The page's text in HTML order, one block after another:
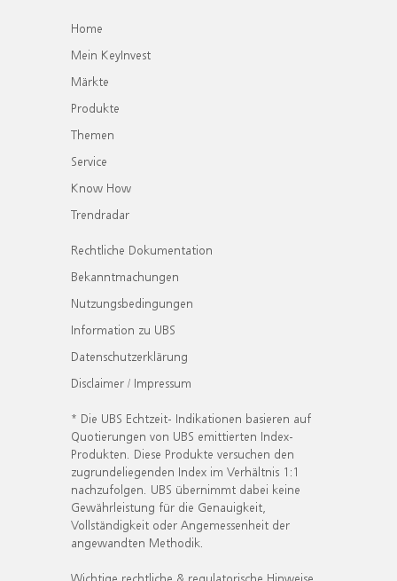
Home
Mein KeyInvest
Märkte
Produkte
Themen
Service
Know How
Trendradar
Rechtliche Dokumentation
Bekanntmachungen
Nutzungsbedingungen
Information zu UBS
Datenschutzerklärung
Disclaimer / Impressum
* Die UBS Echtzeit- Indikationen basieren auf
Quotierungen von UBS emittierten Index-
Produkten. Diese Produkte versuchen den
zugrundeliegenden Index im Verhältnis 1:1
nachzufolgen. UBS übernimmt dabei keine
Gewährleistung für die Genauigkeit,
Vollständigkeit oder Angemessenheit der
angewandten Methodik.